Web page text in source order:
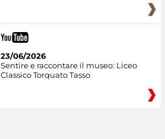
23/06/2026
Sentire e raccontare il museo: Liceo
Classico Torquato Tasso